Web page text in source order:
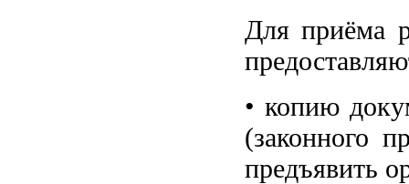
Для приёма
• копию
(законного
предъявить